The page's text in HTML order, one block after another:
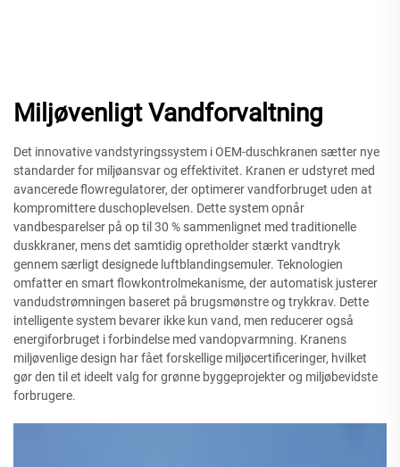
Miljøvenligt Vandforvaltning
Det innovative vandstyringssystem i OEM-duschkranen sætter nye
standarder for miljøansvar og effektivitet. Kranen er udstyret med
avancerede flowregulatorer, der optimerer vandforbruget uden at
kompromittere duschoplevelsen. Dette system opnår
vandbesparelser på op til 30 % sammenlignet med traditionelle
duskkraner, mens det samtidig opretholder stærkt vandtryk
gennem særligt designede luftblandingsemuler. Teknologien
omfatter en smart flowkontrolmekanisme, der automatisk justerer
vandudstrømningen baseret på brugsmønstre og trykkrav. Dette
intelligente system bevarer ikke kun vand, men reducerer også
energiforbruget i forbindelse med vandopvarmning. Kranens
miljøvenlige design har fået forskellige miljøcertificeringer, hvilket
gør den til et ideelt valg for grønne byggeprojekter og miljøbevidste
forbrugere.